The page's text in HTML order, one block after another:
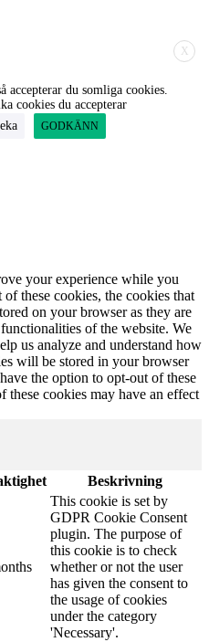
X
accepterar du somliga cookies.
cookies du accepterar
GODKÄNN
your experience while you
these cookies, the cookies that
on your browser as they are
of the website. We
us analyze and understand how
will be stored in your browser
the option to opt-out of these
cookies may have an effect
Beskrivning
This cookie is set by
GDPR Cookie Consent
plugin. The purpose of
this cookie is to check
whether or not the user
has given the consent to
the usage of cookies
under the category
'Necessary'.